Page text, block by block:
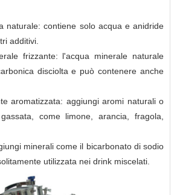
contiene solo acqua e anidride
additivi.
frizzante: l'acqua minerale naturale
disciolta e può contenere anche
aromatizzata: aggiungi aromi naturali o
come limone, arancia, fragola,
minerali come il bicarbonato di sodio
utilizzata nei drink miscelati.